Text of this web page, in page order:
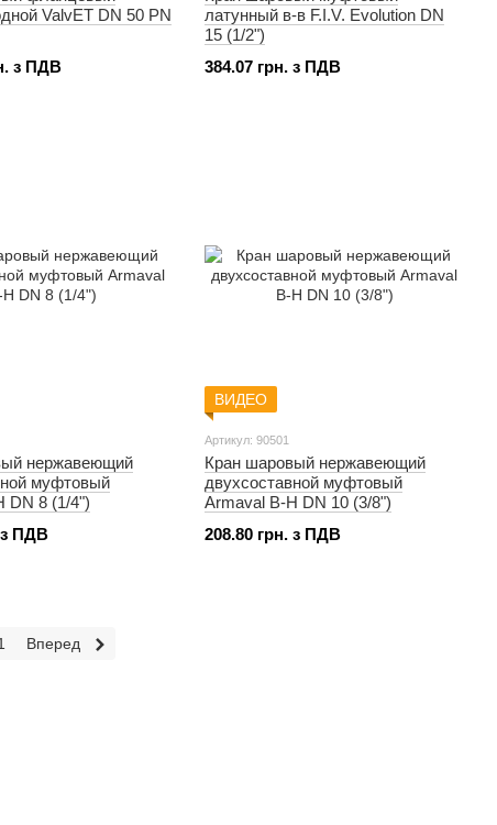
ValvET DN 50 PN
з ПДВ
латунный в-в F.I.V. Evolution DN
15 (1/2")
384.07 грн. з ПДВ
нержавеющий
муфтовый
DN 8 (1/4")
з ПДВ
ВИДЕО
Артикул: 90501
Кран шаровый нержавеющий
двухсоставной муфтовый
Armaval В-Н DN 10 (3/8")
208.80 грн. з ПДВ
Вперед